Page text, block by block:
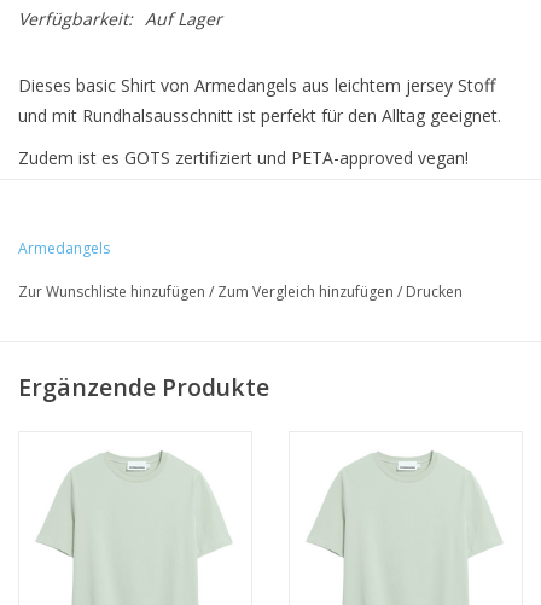
Verfügbarkeit: Auf Lager
Dieses basic Shirt von Armedangels aus leichtem jersey Stoff
und mit Rundhalsausschnitt ist perfekt für den Alltag geeignet.
Zudem ist es GOTS zertifiziert und PETA-approved vegan!
• 100% Bio-Baumwolle
• regular fit
Armedangels
Zur Wunschliste hinzufügen / Zum Vergleich hinzufügen / Drucken
Ergänzende Produkte